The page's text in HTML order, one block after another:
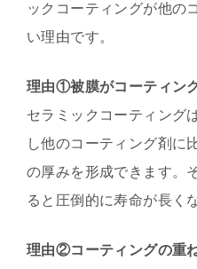
ックコーティングが他の
い理由です。
理由①被膜がコーティン
セラミックコーティング
し他のコーティング剤に
の厚みを形成できます。
ると圧倒的に寿命が長く
理由②コーティングの重